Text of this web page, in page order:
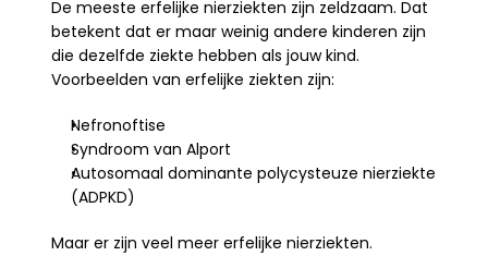
De meeste erfelijke nierziekten zijn zeldzaam. Dat
betekent dat er maar weinig andere kinderen zijn
die dezelfde ziekte hebben als jouw kind.
Voorbeelden van erfelijke ziekten zijn:
Nefronoftise
Syndroom van Alport
Autosomaal dominante polycysteuze nierziekte
(ADPKD)
Maar er zijn veel meer erfelijke nierziekten.